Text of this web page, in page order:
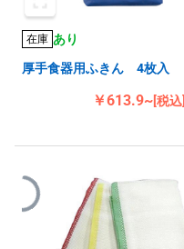
在庫 あり
厚手食器用ふきん 4枚入
￥613.9~[税込]